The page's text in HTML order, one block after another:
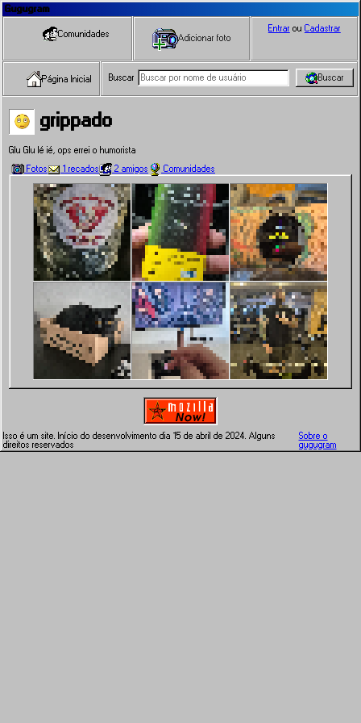
Gugugram
Página Inicial
Comunidades Adicionar foto
Buscar Buscar
Entrar ou Cadastrar
grippado
Glu Glu Ié ié, ops errei o humorista
Fotos 1 recados 2 amigos Comunidades
Isso é um site. Início do desenvolvimento dia 15 de abril de 2024. Alguns
direitos reservados
Sobre o
gugugram